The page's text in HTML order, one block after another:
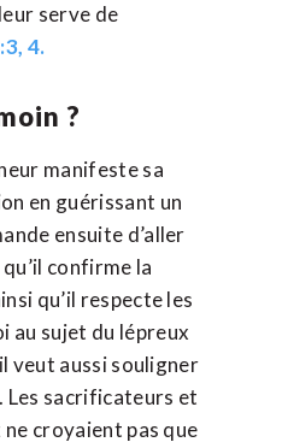
serve de
4.
?
manifeste sa
en guérissant un
ensuite d’aller
confirme la
qu’il respecte les
au sujet du lépreux
veut aussi souligner
sacrificateurs et
croyaient pas que